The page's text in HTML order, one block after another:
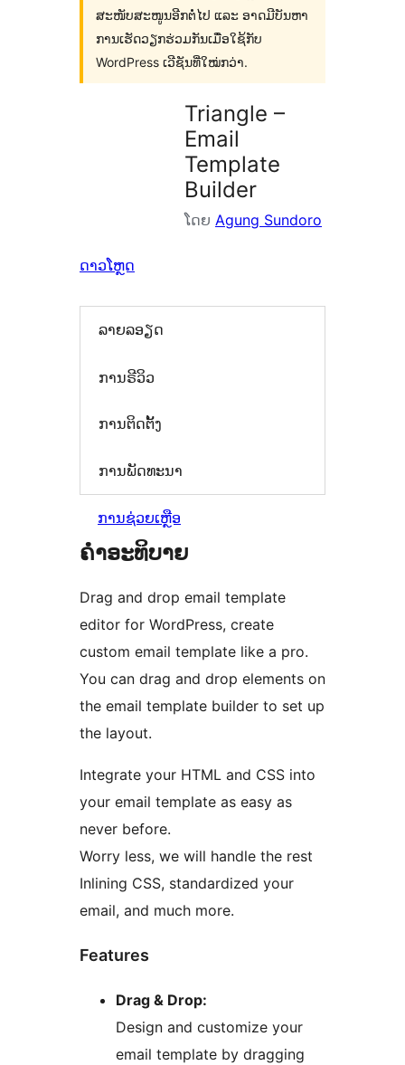
ສະໜັບສະໜູນອີກຕໍ່ໄປ ແລະ ອາດມີບັນຫາ
ການເຮັດວຽກຮ່ວມກັນເມື່ອໃຊ້ກັບ
WordPress ເວີຊັນທີ່ໃໝ່ກວ່າ.
Triangle –
Email
Template
Builder
ໂດຍ Agung Sundoro
ດາວໂຫຼດ
ລາຍລອຽດ
ການຣີວິວ
ການຕິດຕັ້ງ
ການພັດທະນາ
ການຊ່ວຍເຫຼືອ
ຄຳອະທິບາຍ
Drag and drop email template
editor for WordPress, create
custom email template like a pro.
You can drag and drop elements on
the email template builder to set up
the layout.
Integrate your HTML and CSS into
your email template as easy as
never before.
Worry less, we will handle the rest
Inlining CSS, standardized your
email, and much more.
Features
Drag & Drop:
Design and customize your
email template by dragging